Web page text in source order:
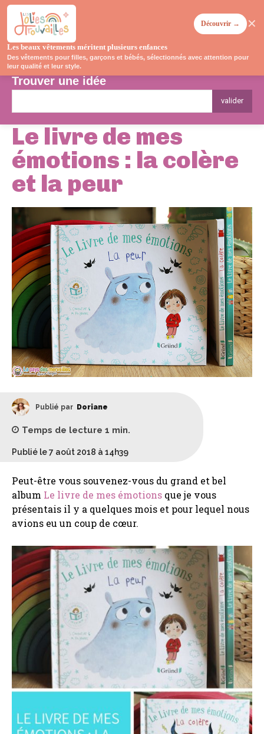
Trouver une idée
valider
Le livre de mes
émotions : la colère
et la peur
Publié par Doriane
Temps de lecture 1 min.
Publié le 7 août 2018 à 14h39
Peut-être vous souvenez-vous du grand et bel
album Le livre de mes émotions que je vous
présentais il y a quelques mois et pour lequel nous
avions eu un coup de cœur.
Les beaux vêtements méritent plusieurs enfances
Des vêtements pour filles, garçons et bébés, sélectionnés avec attention pour
leur qualité et leur style.
Découvrir → ✕